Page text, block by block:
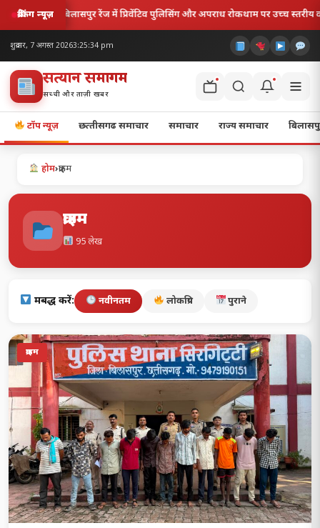
ब्रेकिंग न्यूज़
और अपराध रोकथाम पर उच्च स्तरीय कार्यशाला आयोजित..! मदकू द्वीप के
शुक्रवार, 7 अगस्त 20263:25:35 pm
सत्यज्ञान समागम
सच्ची और ताज़ी खबर
टॉप न्यूज़ छत्‍तीसगढ समाचार समाचार राज्य समाचार
होम›क्राइम
क्राइम
95 लेख
क्रमबद्ध करें: नवीनतम लोकप्रिय पुराने
क्राइम